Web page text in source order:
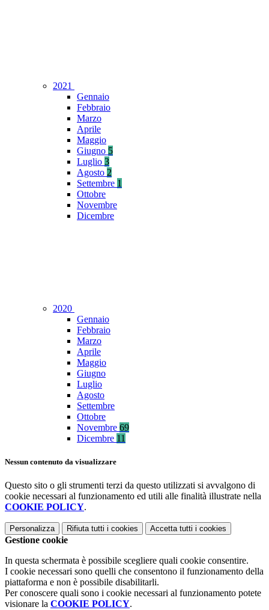
2021
Gennaio
Febbraio
Marzo
Aprile
Maggio
Giugno 5
Luglio 3
Agosto 2
Settembre 1
Ottobre
Novembre
Dicembre
2020
Gennaio
Febbraio
Marzo
Aprile
Maggio
Giugno
Luglio
Agosto
Settembre
Ottobre
Novembre 69
Dicembre 11
Nessun contenuto da visualizzare
Questo sito o gli strumenti terzi da questo utilizzati si avvalgono di
cookie necessari al funzionamento ed utili alle finalità illustrate nella
COOKIE POLICY.
Personalizza Rifiuta tutti i cookies Accetta tutti i cookies
Gestione cookie
In questa schermata è possibile scegliere quali cookie consentire.
I cookie necessari sono quelli che consentono il funzionamento della
piattaforma e non è possibile disabilitarli.
Per conoscere quali sono i cookie necessari al funzionamento potete
visionare la COOKIE POLICY.